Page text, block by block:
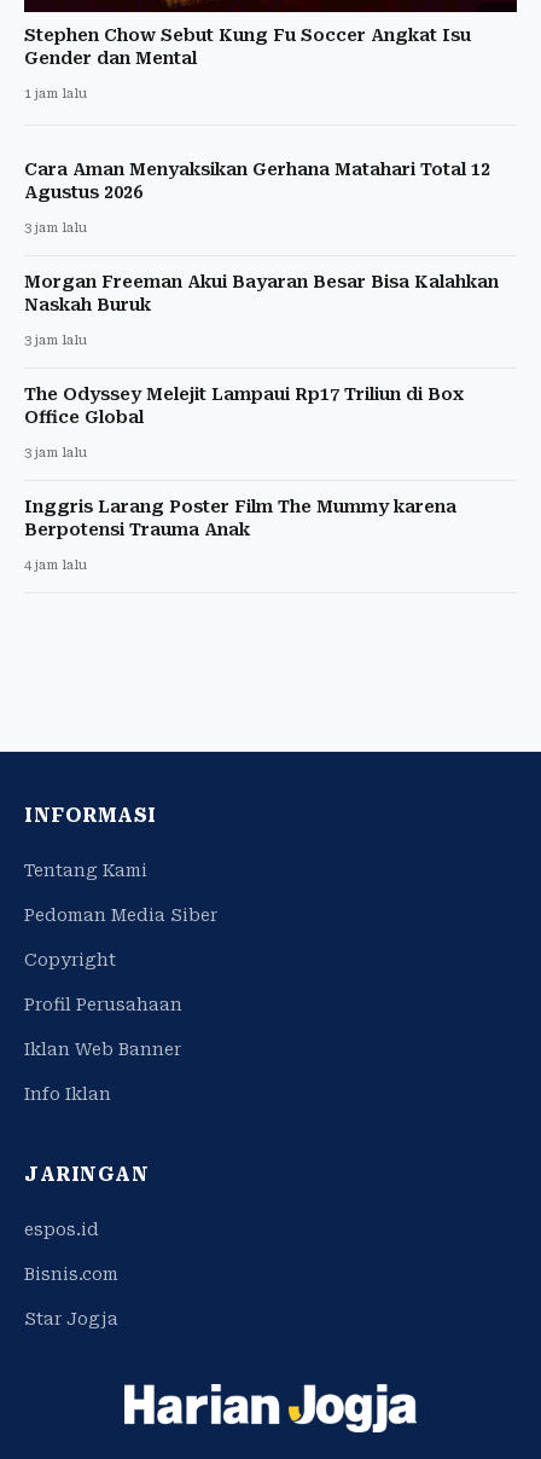
Stephen Chow Sebut Kung Fu Soccer Angkat Isu
Gender dan Mental
1 jam lalu
Cara Aman Menyaksikan Gerhana Matahari Total 12
Agustus 2026
3 jam lalu
Morgan Freeman Akui Bayaran Besar Bisa Kalahkan
Naskah Buruk
3 jam lalu
The Odyssey Melejit Lampaui Rp17 Triliun di Box
Office Global
3 jam lalu
Inggris Larang Poster Film The Mummy karena
Berpotensi Trauma Anak
4 jam lalu
INFORMASI
Tentang Kami
Pedoman Media Siber
Copyright
Profil Perusahaan
Iklan Web Banner
Info Iklan
JARINGAN
espos.id
Bisnis.com
Star Jogja